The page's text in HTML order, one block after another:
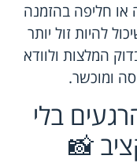
חליפה בהזמנה
להיות זול יותר
המלצות ולוודא
ומוכשר.
בלי
📸